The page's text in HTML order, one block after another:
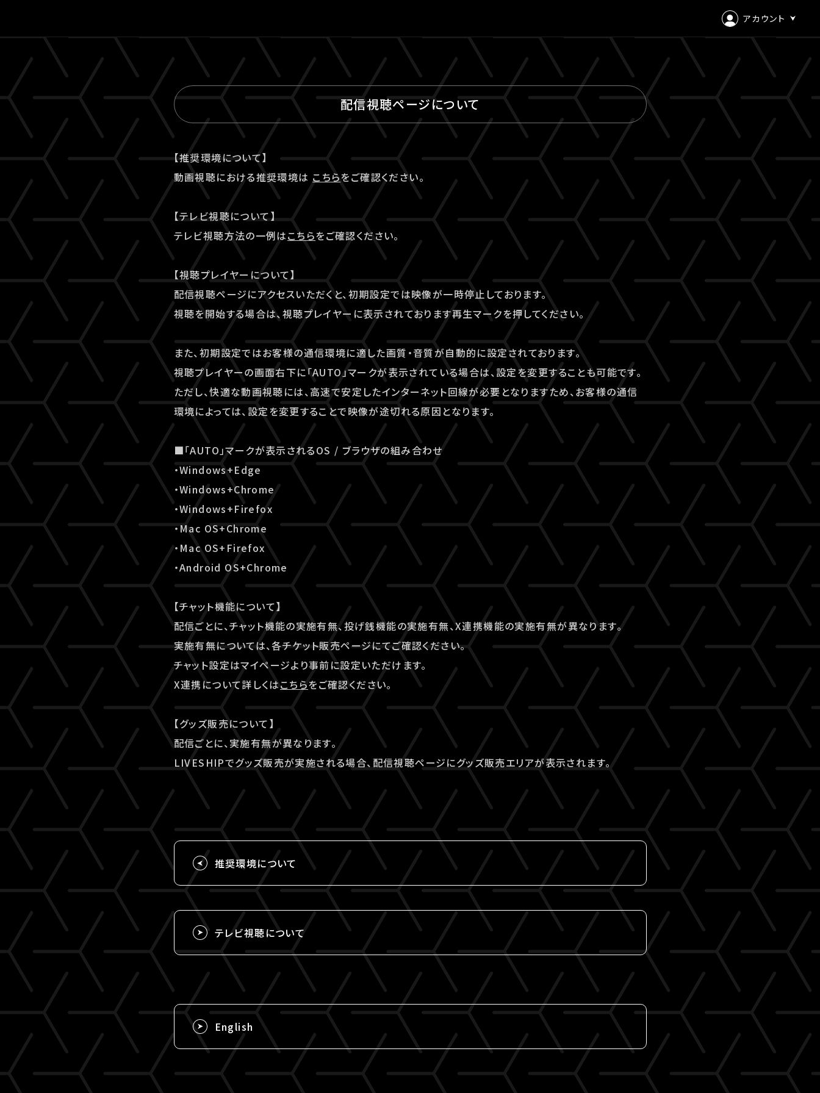
アカウント
ログイン
会員登録
配信視聴ページについて
【推奨環境について】
動画視聴における推奨環境は こちらをご確認ください。
【テレビ視聴について】
テレビ視聴⽅法の⼀例はこちらをご確認ください。
【視聴プレイヤーについて】
配信視聴ページにアクセスいただくと、初期設定では映像が一時停止しております。
視聴を開始する場合は、視聴プレイヤーに表示されております再生マークを押してください。
また、初期設定ではお客様の通信環境に適した画質・音質が自動的に設定されております。
視聴プレイヤーの画面右下に「AUTO」マークが表示されている場合は、設定を変更することも可能です。
ただし、快適な動画視聴には、高速で安定したインターネット回線が必要となりますため、お客様の通信
環境によっては、設定を変更することで映像が途切れる原因となります。
■「AUTO」マークが表示されるOS / ブラウザの組み合わせ
・Windows+Edge
・Windows+Chrome
・Windows+Firefox
・Mac OS+Chrome
・Mac OS+Firefox
・Android OS+Chrome
【チャット機能について】
配信ごとに、チャット機能の実施有無、投げ銭機能の実施有無、X連携機能の実施有無が異なります。
実施有無については、各チケット販売ページにてご確認ください。
チャット設定はマイページより事前に設定いただけます。
X連携について詳しくはこちらをご確認ください。
【グッズ販売について】
配信ごとに、実施有無が異なります。
LIVESHIPでグッズ販売が実施される場合、配信視聴ページにグッズ販売エリアが表示されます。
推奨環境について
テレビ視聴について
English